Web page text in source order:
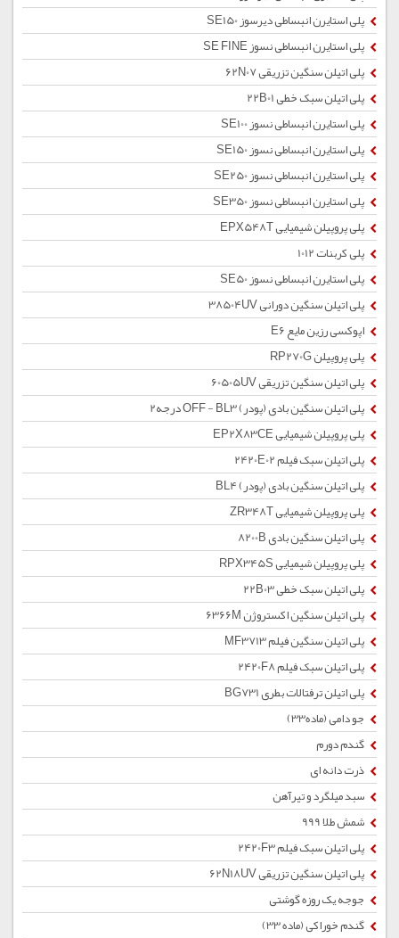
پلی استایرن انبساطی دیرسوز SE150
پلی استایرن انبساطی نسوز SE FINE
پلی اتیلن سنگین تزریقی 62N07
پلی اتیلن سبک خطی 22B01
پلی استایرن انبساطی نسوز SE100
پلی استایرن انبساطی نسوز SE150
پلی استایرن انبساطی نسوز SE250
پلی استایرن انبساطی نسوز SE350
پلی پروپیلن شیمیایی EPX548T
پلی کربنات 1012
پلی استایرن انبساطی نسوز SE50
پلی اتیلن سنگین دورانی 38504UV
اپوکسی رزین مایع E6
پلی پروپیلن RP270G
پلی اتیلن سنگین تزریقی 60505UV
پلی اتیلن سنگین بادی (پودر) OFF - BL3 درجه2
پلی پروپیلن شیمیایی EP2X83CE
پلی اتیلن سبک فیلم 2420E02
پلی اتیلن سنگین بادی (پودر) BL4
پلی پروپیلن شیمیایی ZR348T
پلی اتیلن سنگین بادی 8200B
پلی پروپیلن شیمیایی RPX345S
پلی اتیلن سبک خطی 22B03
پلی اتیلن سنگین اکستروژن 6366M
پلی اتیلن سنگین فیلم MF3713
پلی اتیلن سبک فیلم 2420F8
پلی اتیلن ترفتالات بطری BG731
جو دامی (ماده33)
گندم دورم
ذرت دانه ای
سبد میلگرد و تیرآهن
شمش طلا 999
پلی اتیلن سبک فیلم 2420F3
پلی اتیلن سنگین تزریقی 62N18UV
جوجه یک روزه گوشتی
گندم خوراکی (ماده 33)